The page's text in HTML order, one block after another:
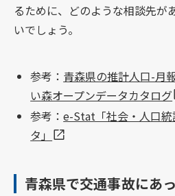
るために、どのような相談先が
いでしょう。
参考： 青森県の推計人口-月
い森オープンデータカタログ
参考：e-Stat「社会・人口
タ」
青森県で交通事故にあ